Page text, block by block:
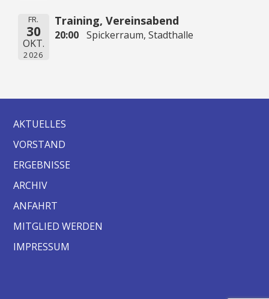
FR.
30
OKT.
2026
Training, Vereinsabend
20:00 Spickerraum, Stadthalle
AKTUELLES
VORSTAND
ERGEBNISSE
ARCHIV
ANFAHRT
MITGLIED WERDEN
IMPRESSUM